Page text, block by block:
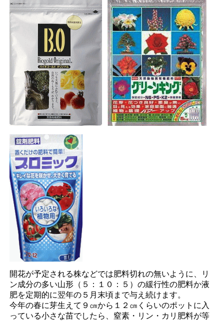
開花が予定される株などでは肥料切れの無いように、リ
ン成分の多い山形（５：１０：５）の緩行性の肥料か液
肥を定期的に翌年の５月末頃まで与え続けます。
今年の春に芽生えて９㎝から１２㎝くらいのポットに入
っている小さな苗でしたら、窒素・リン・カリ肥料が等